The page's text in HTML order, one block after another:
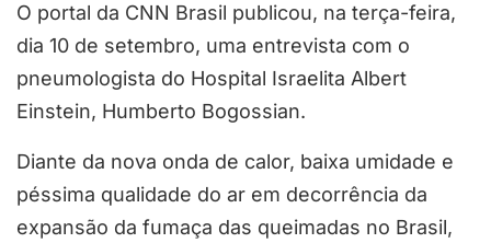
O portal da CNN Brasil publicou, na terça-feira,
dia 10 de setembro, uma entrevista com o
pneumologista do Hospital Israelita Albert
Einstein, Humberto Bogossian.
Diante da nova onda de calor, baixa umidade e
péssima qualidade do ar em decorrência da
expansão da fumaça das queimadas no Brasil,